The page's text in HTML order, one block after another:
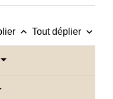
keyboard_arrow_up Tout déplier keyboard_arrow_down